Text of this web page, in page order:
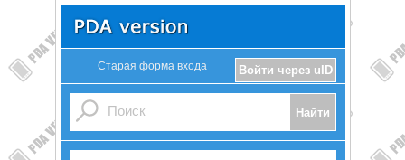
Войти через uID
Старая форма входа